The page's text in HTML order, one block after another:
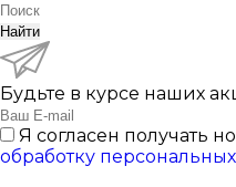
Найти
Будьте в курсе наших
Я согласен получать
обработку